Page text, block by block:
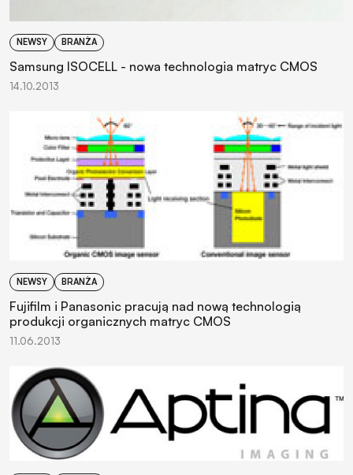
NEWSY BRANŻA
Samsung ISOCELL - nowa technologia matryc CMOS
14.10.2013
NEWSY BRANŻA
Fujifilm i Panasonic pracują nad nową technologią
produkcji organicznych matryc CMOS
11.06.2013